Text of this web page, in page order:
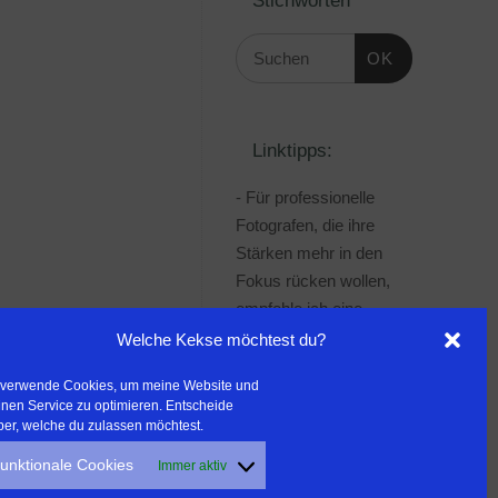
Welche Kekse möchtest du?
verwende Cookies, um meine Website und
Service zu optimieren. Entscheide
welche du zulassen möchtest.
Cookies Immer aktiv
OK
Linktipps:
- Für professionelle
Fotografen, die ihre
Stärken mehr in den
Fokus rücken wollen,
empfehle ich eine
Beratung durch Frau
Wanderfreak.de